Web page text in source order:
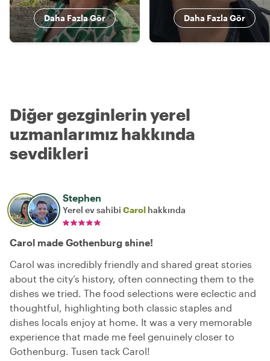
Daha Fazla Gör Daha Fazla Gör
Diğer gezginlerin yerel
uzmanlarımız hakkında
sevdikleri
Stephen
Yerel ev sahibi Carol hakkında
Carol made Gothenburg shine!
Carol was incredibly friendly and shared great stories
about the city’s history, often connecting them to the
dishes we tried. The food selections were eclectic and
thoughtful, highlighting both classic staples and
dishes locals enjoy at home. It was a very memorable
experience that made me feel genuinely closer to
Gothenburg. Tusen tack Carol!